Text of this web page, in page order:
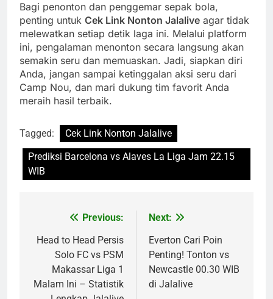
Bagi penonton dan penggemar sepak bola,
penting untuk Cek Link Nonton Jalalive agar tidak
melewatkan setiap detik laga ini. Melalui platform
ini, pengalaman menonton secara langsung akan
semakin seru dan memuaskan. Jadi, siapkan diri
Anda, jangan sampai ketinggalan aksi seru dari
Camp Nou, dan mari dukung tim favorit Anda
meraih hasil terbaik.
Tagged:
Cek Link Nonton Jalalive
Prediksi Barcelona vs Alaves La Liga Jam 22.15
WIB
navigation
Previous:
Head to Head Persis
Solo FC vs PSM
Makassar Liga 1
Malam Ini – Statistik
Next:
Everton Cari Poin
Penting! Tonton vs
Newcastle 00.30 WIB
di Jalalive